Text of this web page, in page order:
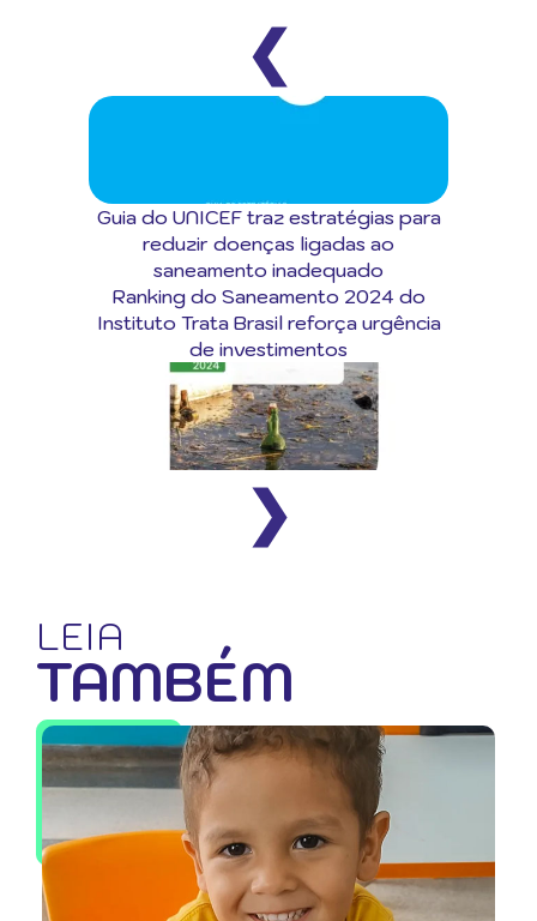
❮
Guia do UNICEF traz estratégias para
reduzir doenças ligadas ao
saneamento inadequado
Ranking do Saneamento 2024 do
Instituto Trata Brasil reforça urgência
de investimentos
❯
LEIA
TAMBÉM